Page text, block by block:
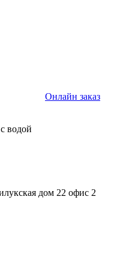
Онлайн заказ
водой
дом 22 офис 2